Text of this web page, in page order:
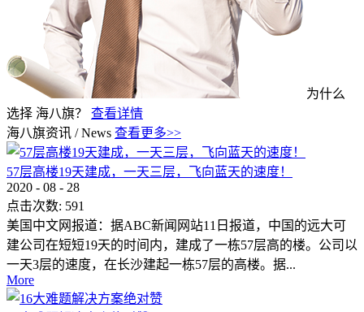
为什么
选择 海八旗？
查看详情
海八旗资讯 / News 查看更多>>
57层高楼19天建成，一天三层，飞向蓝天的速度！
2020 - 08 - 28
点击次数: 591
美国中文网报道：据ABC新闻网站11日报道，中国的远大可
建公司在短短19天的时间内，建成了一栋57层高的楼。公司以
一天3层的速度，在长沙建起一栋57层的高楼。据...
More